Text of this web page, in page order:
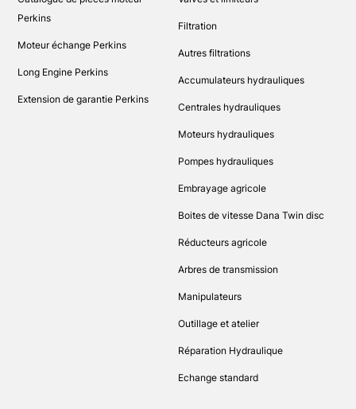
Perkins
Moteur échange Perkins
Long Engine Perkins
Extension de garantie Perkins
Filtration
Autres filtrations
Accumulateurs hydrauliques
Centrales hydrauliques
Moteurs hydrauliques
Pompes hydrauliques
Embrayage agricole
Boites de vitesse Dana Twin disc
Réducteurs agricole
Arbres de transmission
Manipulateurs
Outillage et atelier
Réparation Hydraulique
Echange standard